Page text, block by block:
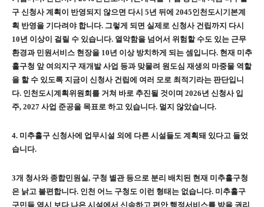
구 신청사 계획이 반영되지 않으면 다시 5년 뒤에 2045인천도시기본계
획 반영을 기다려야 합니다. 그렇게 되면 실제로 신청사 건립까지 다시
10년 이상이 걸릴 수 있습니다. 열악함을 넘어서 위험할 수도 있는 근무
환경과 민원서비스 현장을 10년 이상 방치하게 되는 셈입니다. 현재 미추
홀구청 앞 여의지구 재개발 사업 등과 맞물려 원도심 재생의 마중물 역할
을 할 수 있도록 지금이 신청사 건립에 여러 모로 최적기라는 판단입니
다. 인천도시계획위원회를 거쳐 바로 추진될 것이며 2026년 신청사 입
주, 2027 사업 준공을 목표로 하고 있습니다. 멀지 않았습니다.
4. 미추홀구 신청사에 업무시설 외에 다른 시설들도 계획돼 있다고 들었
습니다.
3개 청사와 종합민원실, 구청 별관 등으로 분리 배치된 현재 미추홀구청
은 낡고 불편합니다. 인천 어느 구청도 이런 형태는 없습니다. 미추홀구
구민들 역시 보다 나은 시설에서 신속하고 편안 행정서비스를 받을 권리